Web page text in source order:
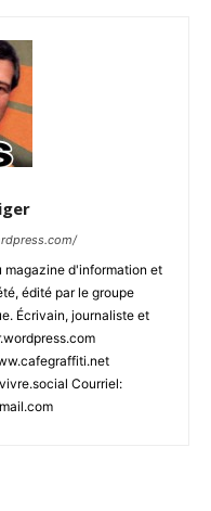
magazine d'information et
édité par le groupe
Écrivain, journaliste et
Courriel: